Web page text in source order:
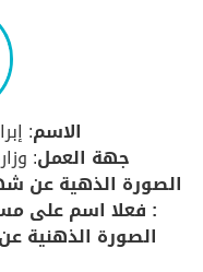
الاسم:
جهة العمل:
الصورة الذهية عن
: فعلا اسم على
الصورة الذهنية